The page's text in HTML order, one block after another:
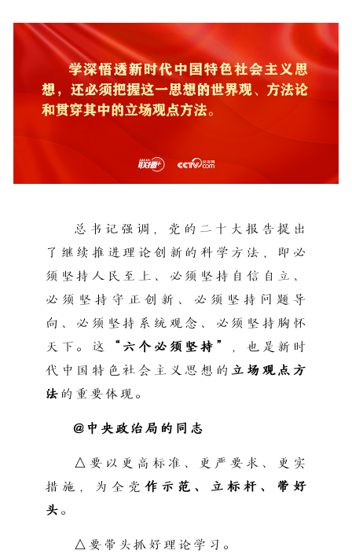
总书记强调，党的二十大报告提出
了继续推进理论创新的科学方法，即必
须坚持人民至上、必须坚持自信自立、
必须坚持守正创新、必须坚持问题导
向、必须坚持系统观念、必须坚持胸怀
天下。这
“六个必须坚持”
，也是新时
代中国特色社会主义思想的 立场观点方
法 的重要体现。
@中央政治局的同志
△要以更高标准、更严要求、更实
措施，为全党 作示范、立标杆、带好
头 。
△要带头抓好理论学习。